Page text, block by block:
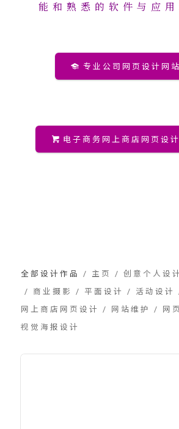
能和熟悉的软件与应
专业公司网页设计网
电子商务网上商店网页设
全部设计作品 / 主页 / 创意个人设
/
商业摄影 / 平面设计 / 活动设计
网上商店网页设计
/ 网站维护 / 网
视觉海报设计